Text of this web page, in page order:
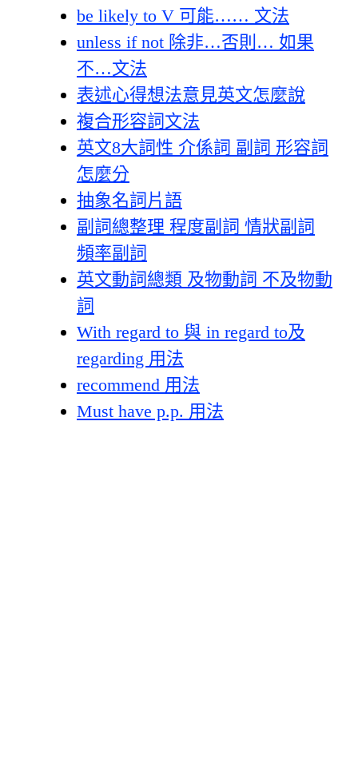
be likely to V 可能…… 文法
unless if not 除非…否則… 如果
不…文法
表述心得想法意見英文怎麼說
複合形容詞文法
英文8大詞性 介係詞 副詞 形容詞
怎麼分
抽象名詞片語
副詞總整理 程度副詞 情狀副詞
頻率副詞
英文動詞總類 及物動詞 不及物動
詞
With regard to 與 in regard to及
regarding 用法
recommend 用法
Must have p.p. 用法